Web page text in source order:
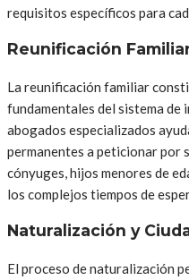
requisitos específicos para
Reunificación
La reunificación familiar
fundamentales del sistema de
abogados especializados
permanentes a peticionar por
cónyuges, hijos menores de
los complejos tiempos de
Naturalización y
El proceso de naturalización